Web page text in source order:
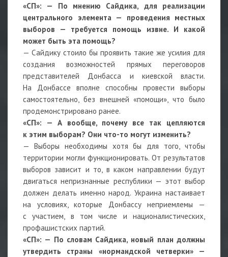
«СП»: — По мнению Сайдика, для реализации
центрального элемента — проведения местных
выборов — требуется помощь извне. И какой
может быть эта помощь?
— Сайдику стоило бы проявить такие же усилия для
создания возможностей прямых переговоров
представителей Донбасса и киевской власти.
На Донбассе вполне способны провести выборы
самостоятельно, без внешней «помощи», что было
продемонстрировано ранее.
«СП»:
— А вообще, почему все так цепляются
к этим выборам? Они что-то могут изменить?
— Выборы необходимы хотя бы для того, чтобы
территории могли функционировать. От результатов
выборов зависит и то, в каком направлении будут
двигаться непризнанные республики — этот выбор
должен делать именно народ. Украина настаивает
на условиях, которые Донбассу неприемлемы —
с участием, в том числе и националистических,
профашистских партий.
«СП»: — По словам Сайдика, новый план должны
утвердить страны «нормандской четверки» —